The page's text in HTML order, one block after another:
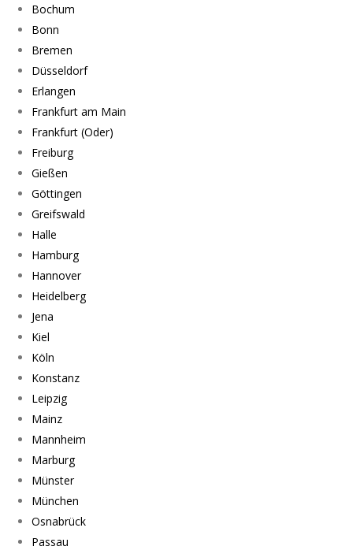
Bochum
Bonn
Bremen
Düsseldorf
Erlangen
Frankfurt am Main
Frankfurt (Oder)
Freiburg
Gießen
Göttingen
Greifswald
Halle
Hamburg
Hannover
Heidelberg
Jena
Kiel
Köln
Konstanz
Leipzig
Mainz
Mannheim
Marburg
Münster
München
Osnabrück
Passau